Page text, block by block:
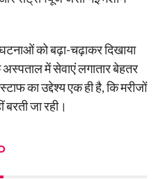
को बढ़ा-चढ़ाकर दिखाया
में सेवाएं लगातार बेहतर
का उद्देश्य एक ही है, कि मरीजों
जा रही‌।